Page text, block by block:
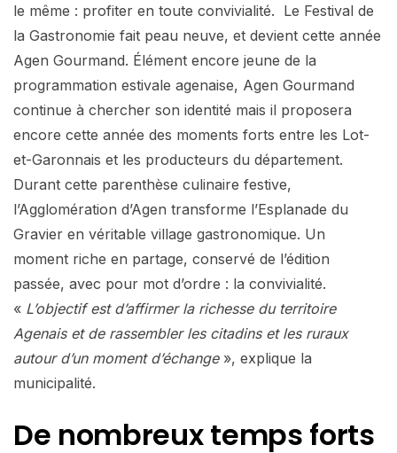
le même : profiter en toute convivialité. Le Festival de
la Gastronomie fait peau neuve, et devient cette année
Agen Gourmand. Élément encore jeune de la
programmation estivale agenaise, Agen Gourmand
continue à chercher son identité mais il proposera
encore cette année des moments forts entre les Lot-
et-Garonnais et les producteurs du département.
Durant cette parenthèse culinaire festive,
l’Agglomération d’Agen transforme l’Esplanade du
Gravier en véritable village gastronomique. Un
moment riche en partage, conservé de l’édition
passée, avec pour mot d’ordre : la convivialité.
« L’objectif est d’affirmer la richesse du territoire
Agenais et de rassembler les citadins et les ruraux
autour d’un moment d’échange », explique la
municipalité.
De nombreux temps forts